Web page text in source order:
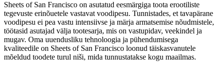
Sheets of San Francisco on asutatud eesmärgiga toota erootiliste
tegevuste erinõuetele vastavat voodipesu. Tunnistades, et tavapärane
voodipesu ei pea vastu intensiivse ja märja armatsemise nõudmistele,
töötasid asutajad välja tootesarja, mis on vastupidav, veekindel ja
mugav. Oma uuendusliku tehnoloogia ja pühendumisega
kvaliteedile on Sheets of San Francisco loonud täiskasvanutele
mõeldud toodete turul niši, mida tunnustatakse kogu maailmas.